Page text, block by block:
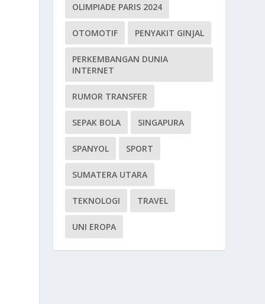
OLIMPIADE PARIS 2024
OTOMOTIF PENYAKIT GINJAL
PERKEMBANGAN DUNIA
INTERNET
RUMOR TRANSFER
SEPAK BOLA SINGAPURA
SPANYOL SPORT
SUMATERA UTARA
TEKNOLOGI TRAVEL
UNI EROPA